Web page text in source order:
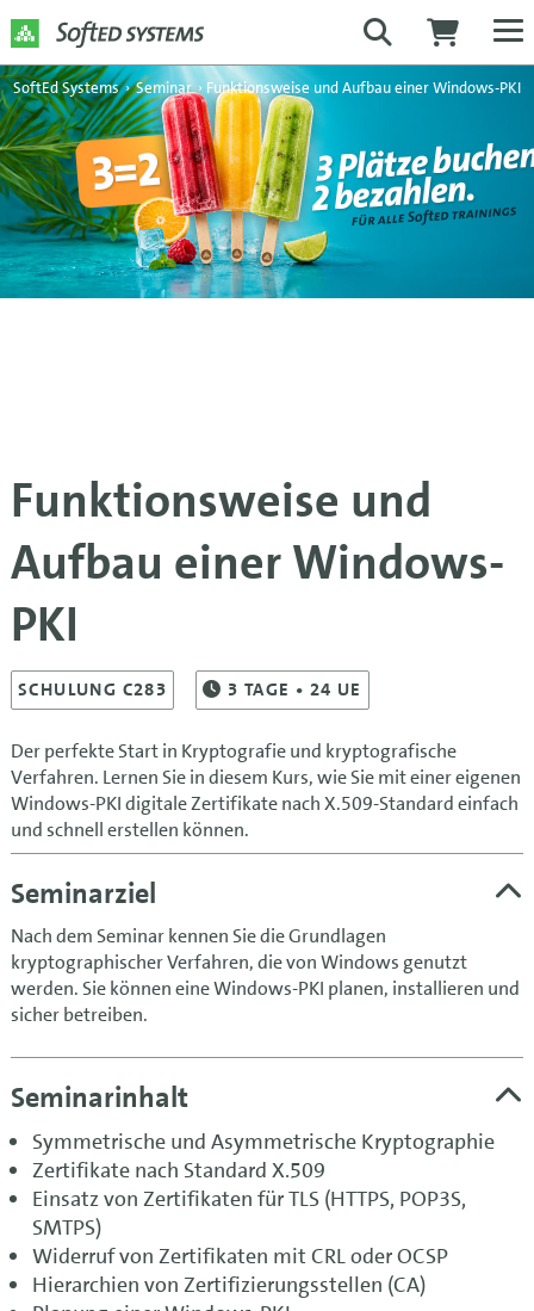
SoftEd Systems › Seminar › Funktionsweise und Aufbau einer Windows-PKI
Funktionsweise und
Aufbau einer Windows-
PKI
SCHULUNG C283 3 TAGE • 24 UE
Der perfekte Start in Kryptografie und kryptografische
Verfahren. Lernen Sie in diesem Kurs, wie Sie mit einer eigenen
Windows-PKI digitale Zertifikate nach X.509-Standard einfach
und schnell erstellen können.
Seminarziel
Nach dem Seminar kennen Sie die Grundlagen
kryptographischer Verfahren, die von Windows genutzt
werden. Sie können eine Windows-PKI planen, installieren und
sicher betreiben.
Seminarinhalt
Symmetrische und Asymmetrische Kryptographie
Zertifikate nach Standard X.509
Einsatz von Zertifikaten für TLS (HTTPS, POP3S,
SMTPS)
Widerruf von Zertifikaten mit CRL oder OCSP
Hierarchien von Zertifizierungsstellen (CA)